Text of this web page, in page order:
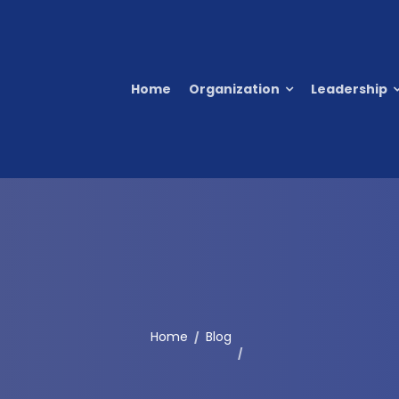
Home Organization Leadership
Home Blog